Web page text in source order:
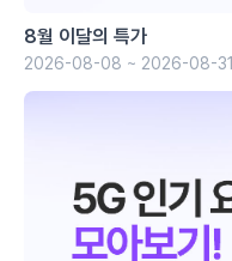
8월 이달의 특가
2026-08-08 ~ 2026-08-31